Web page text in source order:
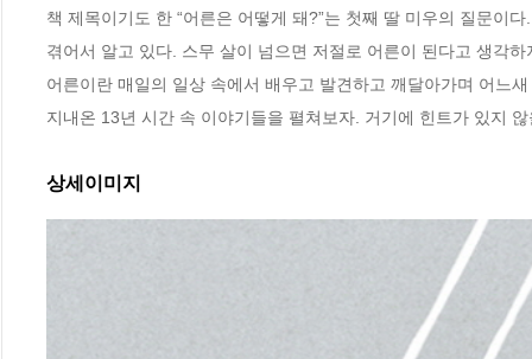
책 제목이기도 한 “어른은 어떻게 돼?”는 첫째 딸 미우의 질문이
겪어서 알고 있다. 스무 살이 넘으면 저절로 어른이 된다고 생각
어른이란 매일의 일상 속에서 배우고 발견하고 깨달아가며 어느
지내온 13년 시간 속 이야기들을 펼쳐보자. 거기에 힌트가 있지
상세이미지